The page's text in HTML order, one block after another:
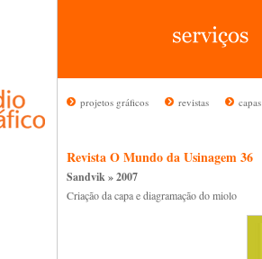
projetos gráficos revistas capas
Revista O Mundo da Usinagem 36
Sandvik » 2007
Criação da capa e diagramação do miolo